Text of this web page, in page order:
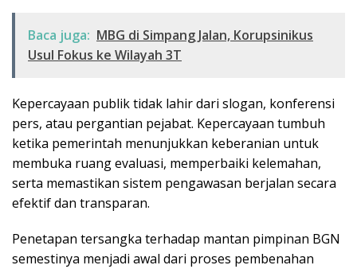
Baca juga: MBG di Simpang Jalan, Korupsinikus
Usul Fokus ke Wilayah 3T
Kepercayaan publik tidak lahir dari slogan, konferensi
pers, atau pergantian pejabat. Kepercayaan tumbuh
ketika pemerintah menunjukkan keberanian untuk
membuka ruang evaluasi, memperbaiki kelemahan,
serta memastikan sistem pengawasan berjalan secara
efektif dan transparan.
Penetapan tersangka terhadap mantan pimpinan BGN
semestinya menjadi awal dari proses pembenahan